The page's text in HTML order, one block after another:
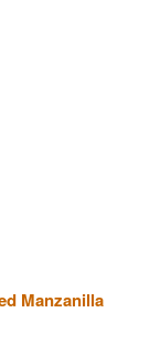
Manzanilla